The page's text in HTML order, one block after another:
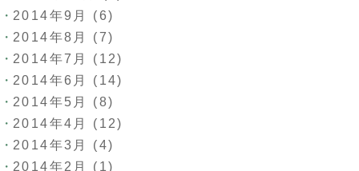
2014年9月
(6)
2014年8月
(7)
2014年7月
(12)
2014年6月
(14)
2014年5月
(8)
2014年4月
(12)
2014年3月
(4)
2014年2月
(1)